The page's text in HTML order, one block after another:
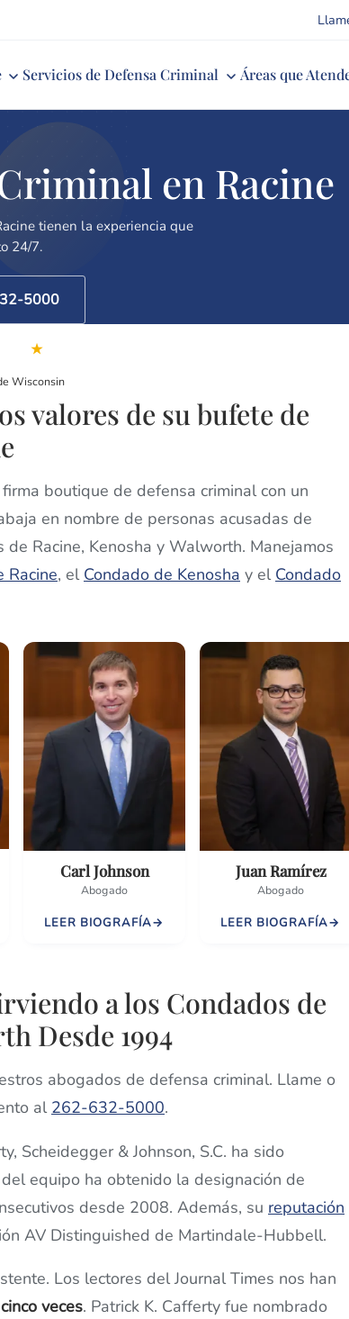
Servicios de Defensa Criminal Áreas que
en Racine
tienen la experiencia que
24/7.
5000
★649+ reseñas
Wisconsin
valores de su bufete de
boutique de defensa criminal con un
en nombre de personas acusadas de
Racine, Kenosha y Walworth. Manejamos
Racine, el Condado de Kenosha y el Condado
Carl Johnson
Abogado
LEER BIOGRAFÍA
Juan Ramírez
Abogado
LEER BIOGRAFÍA
a los Condados de
Desde 1994
abogados de defensa criminal. Llame o
al 262-632-5000.
Scheidegger & Johnson, S.C. ha sido
equipo ha obtenido la designación de
desde 2008. Además, su reputación
AV Distinguished de Martindale-Hubbell.
Los lectores del Journal Times nos han
veces. Patrick K. Cafferty fue nombrado